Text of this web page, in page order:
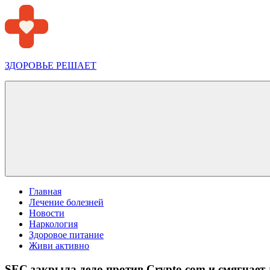
Перейти
к
содержимому
ЗДОРОВЬЕ РЕШАЕТ
Меню
Главная
Лечение болезней
Новости
Наркология
Здоровое питание
Живи активно